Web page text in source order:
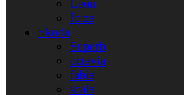
Leon
İbiza
Skoda
Superb
octavia
fabia
scala